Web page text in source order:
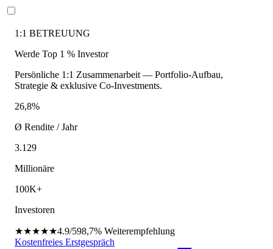
1:1 BETREUUNG
Werde Top 1 % Investor
Persönliche 1:1 Zusammenarbeit — Portfolio-Aufbau,
Strategie & exklusive Co-Investments.
26,8%
Ø Rendite / Jahr
3.129
Millionäre
100K+
Investoren
★★★★★4.9/598,7% Weiterempfehlung
Kostenfreies Erstgespräch